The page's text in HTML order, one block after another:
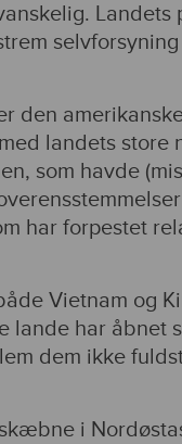
Landets
den
landets store
som havde
har forpestet
Vietnam og
lande har åbnet
dem ikke
i